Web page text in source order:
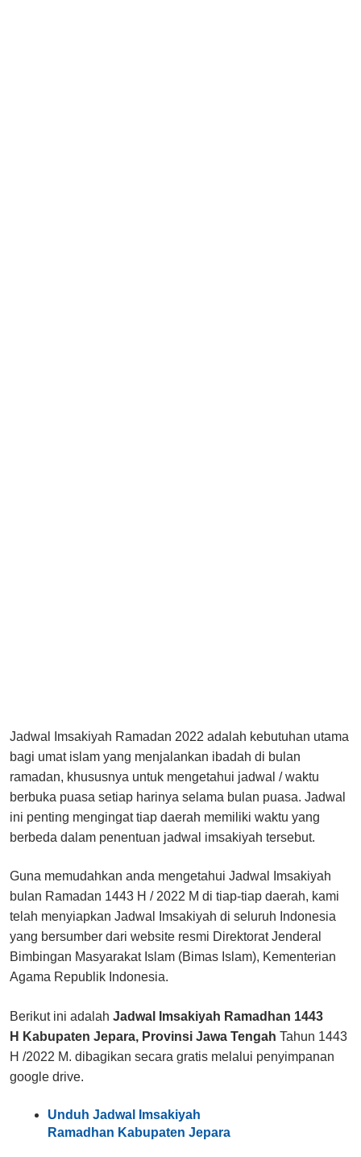
Jadwal Imsakiyah Ramadan 2022 adalah kebutuhan utama
bagi umat islam yang menjalankan ibadah di bulan
ramadan, khususnya untuk mengetahui jadwal / waktu
berbuka puasa setiap harinya selama bulan puasa. Jadwal
ini penting mengingat tiap daerah memiliki waktu yang
berbeda dalam penentuan jadwal imsakiyah tersebut.
Guna memudahkan anda mengetahui Jadwal Imsakiyah
bulan Ramadan 1443 H / 2022 M di tiap-tiap daerah, kami
telah menyiapkan Jadwal Imsakiyah di seluruh Indonesia
yang bersumber dari website resmi Direktorat Jenderal
Bimbingan Masyarakat Islam (Bimas Islam), Kementerian
Agama Republik Indonesia.
Berikut ini adalah Jadwal Imsakiyah Ramadhan 1443
H Kabupaten Jepara, Provinsi Jawa Tengah Tahun 1443
H /2022 M. dibagikan secara gratis melalui penyimpanan
google drive.
Unduh Jadwal Imsakiyah
Ramadhan Kabupaten Jepara